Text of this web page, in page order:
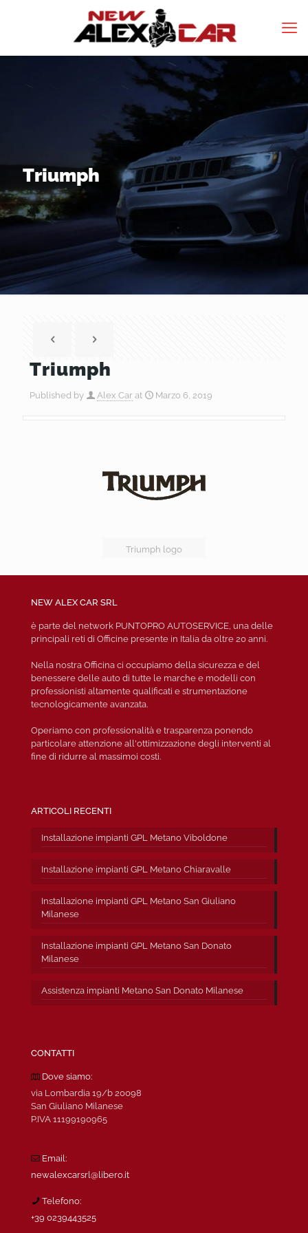
Triumph
Triumph
Published by Alex Car at Marzo 6, 2019
Triumph logo
NEW ALEX CAR SRL
è parte del network PUNTOPRO AUTOSERVICE, una delle
principali reti di Officine presente in Italia da oltre 20 anni.
Nella nostra Officina ci occupiamo della sicurezza e del
benessere delle auto di tutte le marche e modelli con
professionisti altamente qualificati e strumentazione
tecnologicamente avanzata.
Operiamo con professionalità e trasparenza ponendo
particolare attenzione all'ottimizzazione degli interventi al
fine di ridurre al massimoi costi.
ARTICOLI RECENTI
Installazione impianti GPL Metano Viboldone
Installazione impianti GPL Metano Chiaravalle
Installazione impianti GPL Metano San Giuliano
Milanese
Installazione impianti GPL Metano San Donato
Milanese
Assistenza impianti Metano San Donato Milanese
CONTATTI
Dove siamo:
via Lombardia 19/b 20098
San Giuliano Milanese
P.IVA 11199190965
Email:
newalexcarsrl@libero.it
Telefono:
+39 0239443525